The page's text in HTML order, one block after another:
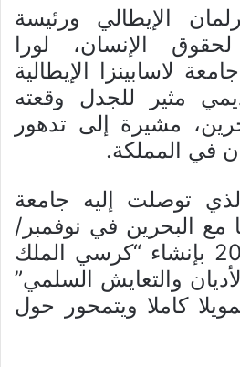
الإيطالي ورئيسة
لحقوق الإنسان، لورا
لاسابينزا الإيطالية
مثير للجدل وقعته
مشيرة إلى تدهور
في المملكة.
توصلت إليه جامعة
مع البحرين في نوفمبر/
تشرين الثاني 2018 بإنشاء “كرسي الملك
والتعايش السلمي”
كاملا ويتمحور حول